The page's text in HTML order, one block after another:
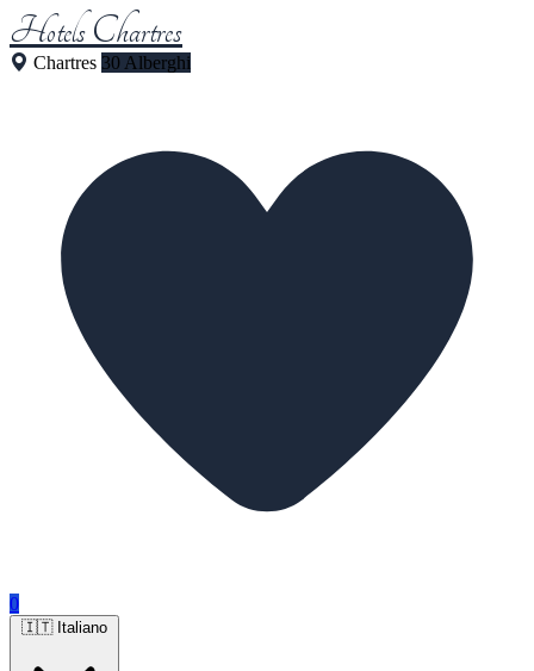
Hotels Chartres
Chartres 30 Alberghi
0